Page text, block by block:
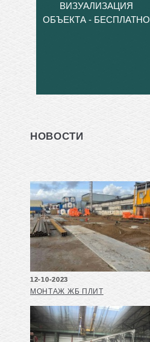
ВИЗУАЛИЗАЦИЯ
ОБЪЕКТА - БЕСПЛАТНО
НОВОСТИ
12-10-2023
МОНТАЖ ЖБ ПЛИТ